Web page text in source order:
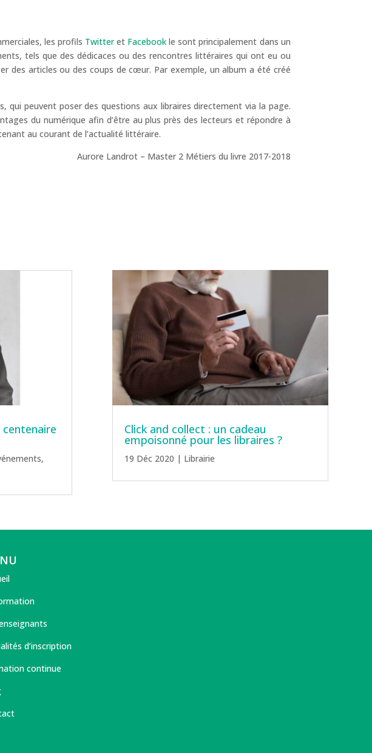
les profils Twitteret Facebook le sont principalement dans un
tels que des dédicaces ou des rencontres littéraires qui ont eu ou
des articles ou des coups de cœur. Par exemple, un album a été créé
peuvent poser des questions aux libraires directement via la page.
du numérique afin d’être au plus près des lecteurs et répondre à
au courant de l’actualité littéraire.
Aurore Landrot – Master 2 Métiers du livre 2017-2018
centenaire
,
Click and collect : un cadeau
empoisonné pour les libraires ?
19 Déc 2020 | Librairie
d’inscription
continue